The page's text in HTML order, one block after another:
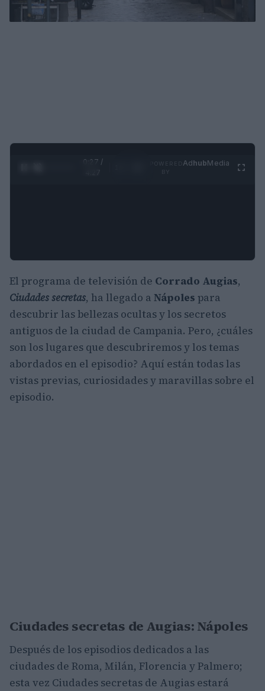
0:28 /
AdhubMedia
El programa de televisión de Corrado Augias,
Ciudades secretas, ha llegado a Nápoles para
descubrir las bellezas ocultas y los secretos
antiguos de la ciudad de Campania. Pero, ¿cuáles
son los lugares que descubriremos y los temas
abordados en el episodio? Aquí están todas las
vistas previas, curiosidades y maravillas sobre el
episodio.
Ciudades secretas de Augias: Nápoles
Después de los episodios dedicados a las
ciudades de Roma, Milán, Florencia y Palmero;
esta vez Ciudades secretas de Augias estará